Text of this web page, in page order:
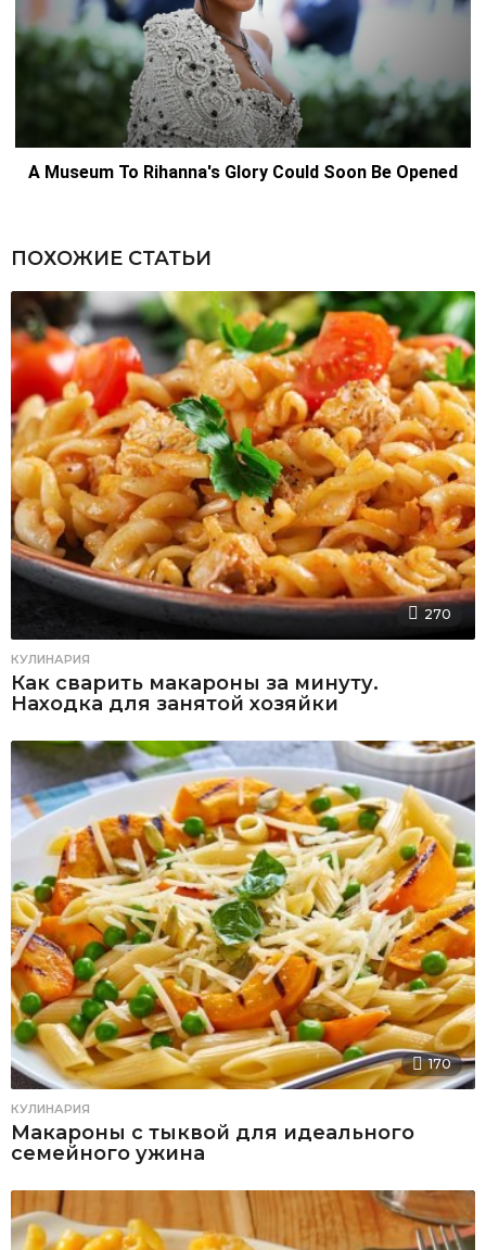
ПОХОЖИЕ СТАТЬИ
270
КУЛИНАРИЯ
Как сварить макароны за минуту.
Находка для занятой хозяйки
170
КУЛИНАРИЯ
Макароны с тыквой для идеального
семейного ужина